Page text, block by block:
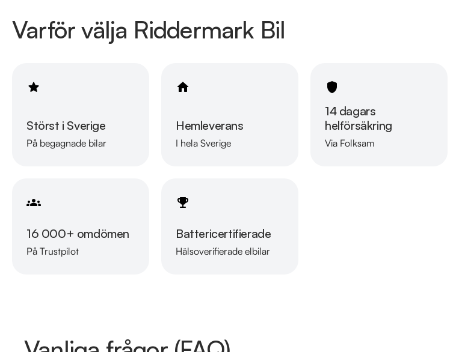
Varför välja Riddermark Bil
Störst i Sverige
På begagnade bilar
Hemleverans
I hela Sverige
14 dagars
helförsäkring
Via Folksam
16 000+ omdömen
På Trustpilot
Battericertifierade
Hälsoverifierade elbilar